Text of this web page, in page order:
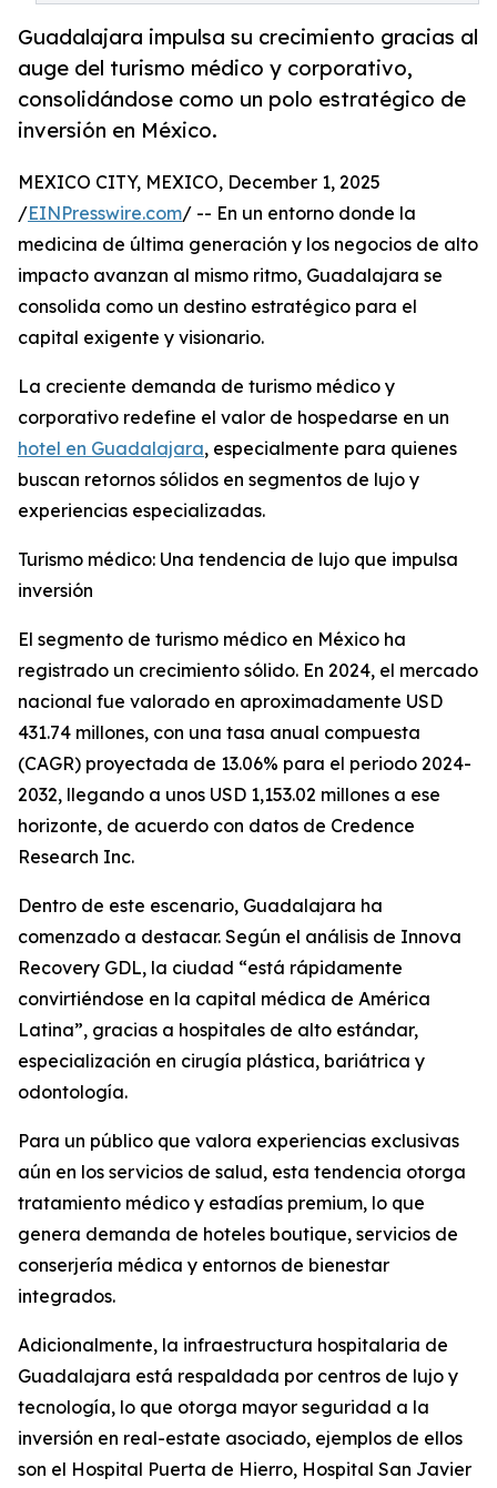
Guadalajara impulsa su crecimiento gracias al
auge del turismo médico y corporativo,
consolidándose como un polo estratégico de
inversión en México.
MEXICO CITY, MEXICO, December 1, 2025
/EINPresswire.com/ -- En un entorno donde la
medicina de última generación y los negocios de alto
impacto avanzan al mismo ritmo, Guadalajara se
consolida como un destino estratégico para el
capital exigente y visionario.
La creciente demanda de turismo médico y
corporativo redefine el valor de hospedarse en un
hotel en Guadalajara, especialmente para quienes
buscan retornos sólidos en segmentos de lujo y
experiencias especializadas.
Turismo médico: Una tendencia de lujo que impulsa
inversión
El segmento de turismo médico en México ha
registrado un crecimiento sólido. En 2024, el mercado
nacional fue valorado en aproximadamente USD
431.74 millones, con una tasa anual compuesta
(CAGR) proyectada de 13.06% para el periodo 2024-
2032, llegando a unos USD 1,153.02 millones a ese
horizonte, de acuerdo con datos de Credence
Research Inc.
Dentro de este escenario, Guadalajara ha
comenzado a destacar. Según el análisis de Innova
Recovery GDL, la ciudad “está rápidamente
convirtiéndose en la capital médica de América
Latina”, gracias a hospitales de alto estándar,
especialización en cirugía plástica, bariátrica y
odontología.
Para un público que valora experiencias exclusivas
aún en los servicios de salud, esta tendencia otorga
tratamiento médico y estadías premium, lo que
genera demanda de hoteles boutique, servicios de
conserjería médica y entornos de bienestar
integrados.
Adicionalmente, la infraestructura hospitalaria de
Guadalajara está respaldada por centros de lujo y
tecnología, lo que otorga mayor seguridad a la
inversión en real-estate asociado, ejemplos de ellos
son el Hospital Puerta de Hierro, Hospital San Javier